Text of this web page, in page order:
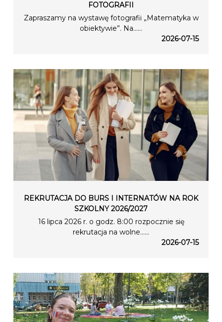
FOTOGRAFII
Zapraszamy na wystawę fotografii „Matematyka w
obiektywie”. Na…...
2026-07-15
REKRUTACJA DO BURS I INTERNATÓW NA ROK
SZKOLNY 2026/2027
16 lipca 2026 r. o godz. 8:00 rozpocznie się
rekrutacja na wolne…...
2026-07-15